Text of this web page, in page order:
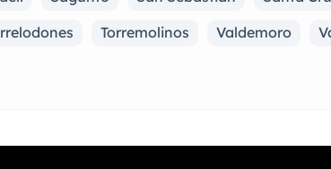
Torremolinos Valdemoro